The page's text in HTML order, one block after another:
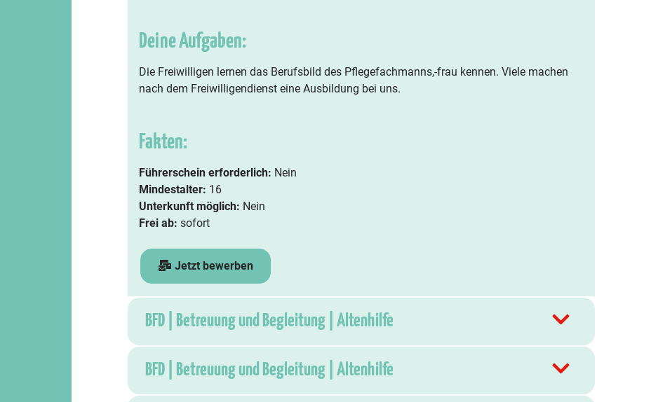
Deine Aufgaben:
Die Freiwilligen lernen das Berufsbild des Pflegefachmanns,-frau kennen. Viele machen
nach dem Freiwilligendienst eine Ausbildung bei uns.
Fakten:
Führerschein erforderlich: Nein
Mindestalter: 16
Unterkunft möglich: Nein
Frei ab: sofort
Jetzt bewerben
BFD | Betreuung und Begleitung | Altenhilfe
BFD | Betreuung und Begleitung | Altenhilfe